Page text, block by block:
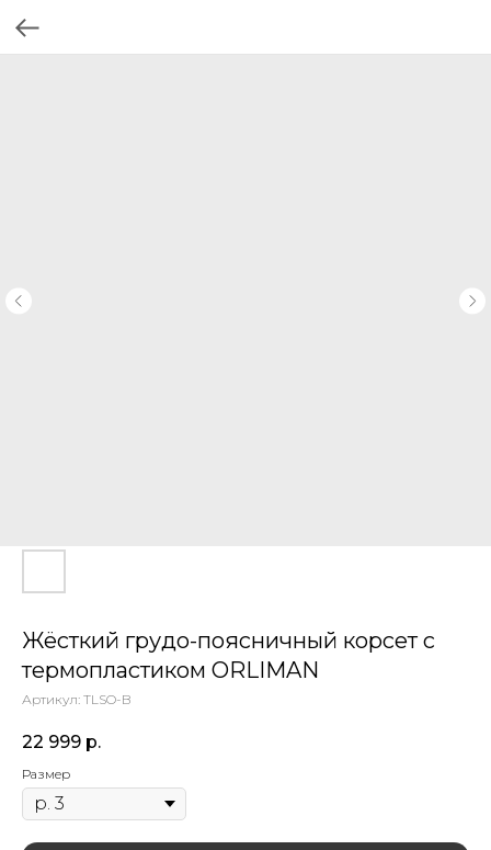
Жёсткий грудо-поясничный корсет с
термопластиком ORLIMAN
Артикул: TLSO-B
22 999 р.
Размер